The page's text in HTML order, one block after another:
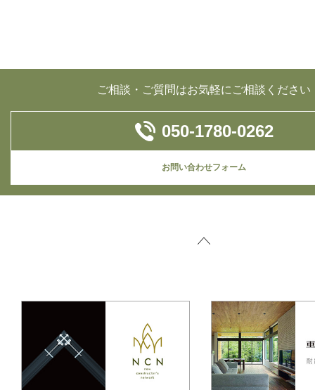
ご相談・ご質問はお気軽にご相談ください
050-1780-0262
お問い合わせフォーム